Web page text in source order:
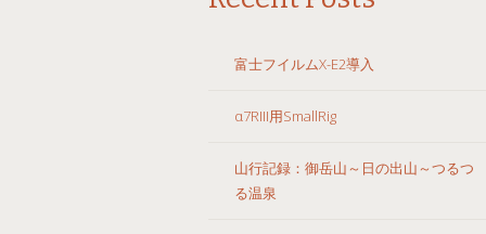
富士フイルムX-E2導入
α7RIII用SmallRig
山行記録：御岳山～日の出山～つるつ
る温泉